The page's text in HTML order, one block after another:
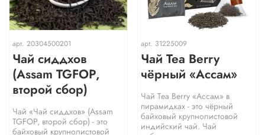
арт. 20304500201
Чай сиддхов
(Assam TGFOP,
второй сбор)
Чай «Чай сиддхов» (Assam
TGFOP, второй сбор) - это
байховый крупнолистовой
арт. 31225009
Чай Tea Berry
чёрный «Ассам»
Чай Tea Berry «Ассам» в
пирамидках - это чёрный
байховый крупнолистовой
индийский чай. Чай